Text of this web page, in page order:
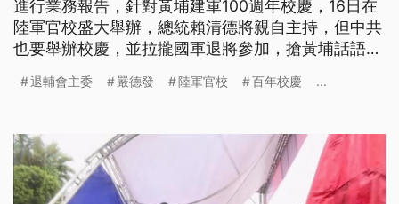
進行業務報告，針對黃埔建軍100週年校慶，16日在
陸軍官校盛大舉辦，總統賴清德將親自主持，但中共
也要舉辦校慶，並拉攏國軍退將參加，搶黃埔話語
不超過百人，且鳳山的陸軍官校才是正統，預估會有
退輔會主委 嚴德發 陸軍官校 百年校慶 ...